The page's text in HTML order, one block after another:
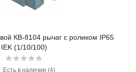
КВ-8104 рычаг с роликом IP65
IEK (1/10/100)
Есть в наличии (4)